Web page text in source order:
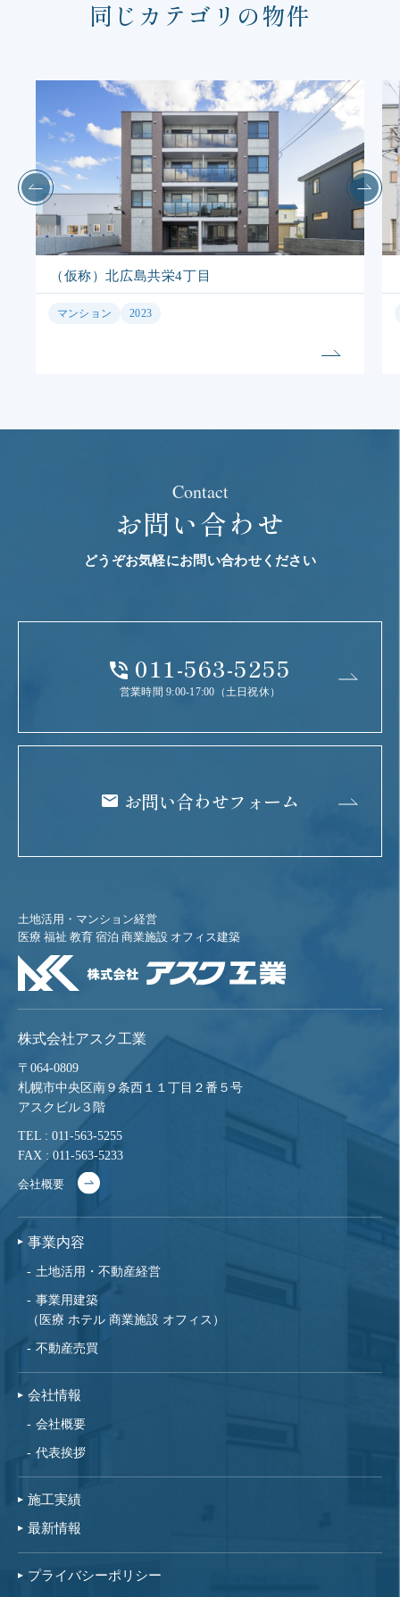
同じカテゴリの物件
（仮称）北広島共栄4丁目
マンション 2023
Contact
お問い合わせ
どうぞお気軽にお問い合わせください
011-563-5255
営業時間 9:00-17:00（土日祝休）
お問い合わせフォーム
土地活用・マンション経営
医療 福祉 教育 宿泊 商業施設 オフィス建築
株式会社アスク工業
〒064-0809
札幌市中央区南９条西１１丁目２番５号
アスクビル３階
TEL : 011-563-5255
FAX : 011-563-5233
会社概要
事業内容
土地活用・不動産経営
事業用建築
（医療 ホテル 商業施設 オフィス）
不動産売買
会社情報
会社概要
代表挨拶
施工実績
最新情報
プライバシーポリシー